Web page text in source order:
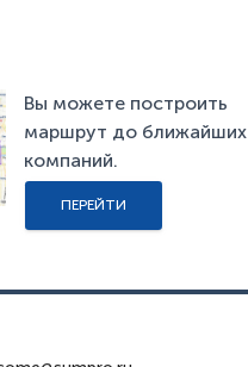
Вы можете построить
маршрут до ближайших
компаний.
ПЕРЕЙТИ